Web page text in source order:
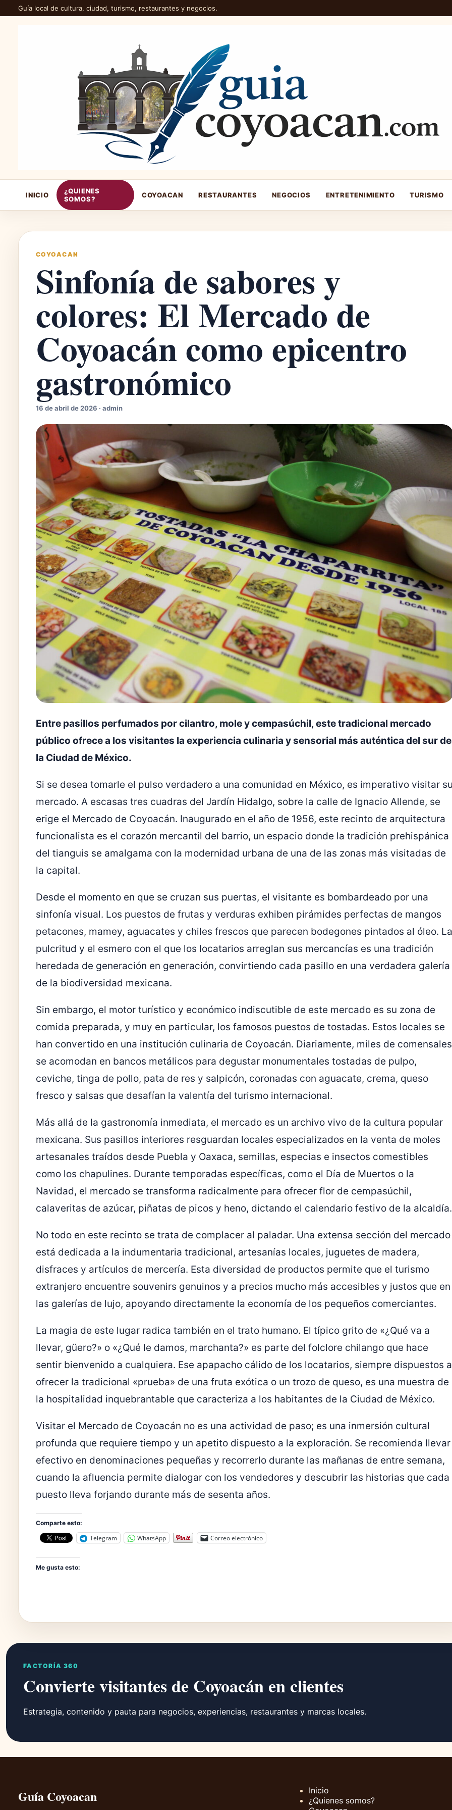
Guía local de cultura, ciudad, turismo, restaurantes y negocios.
INICIO
¿QUIENES
SOMOS?
COYOACAN RESTAURANTES NEGOCIOS ENTRETENIMIENTO TURISMO
COYOACAN
Sinfonía de sabores y
colores: El Mercado de
Coyoacán como epicentro
gastronómico
16 de abril de 2026 · admin
Entre pasillos perfumados por cilantro, mole y cempasúchil, este tradicional mercado
público ofrece a los visitantes la experiencia culinaria y sensorial más auténtica del sur de
la Ciudad de México.
Si se desea tomarle el pulso verdadero a una comunidad en México, es imperativo visitar
mercado. A escasas tres cuadras del Jardín Hidalgo, sobre la calle de Ignacio Allende, se
erige el Mercado de Coyoacán. Inaugurado en el año de 1956, este recinto de arquitectura
funcionalista es el corazón mercantil del barrio, un espacio donde la tradición prehispánica
del tianguis se amalgama con la modernidad urbana de una de las zonas más visitadas de
la capital.
Desde el momento en que se cruzan sus puertas, el visitante es bombardeado por una
sinfonía visual. Los puestos de frutas y verduras exhiben pirámides perfectas de mangos
petacones, mamey, aguacates y chiles frescos que parecen bodegones pintados al óleo. La
pulcritud y el esmero con el que los locatarios arreglan sus mercancías es una tradición
heredada de generación en generación, convirtiendo cada pasillo en una verdadera galería
de la biodiversidad mexicana.
Sin embargo, el motor turístico y económico indiscutible de este mercado es su zona de
comida preparada, y muy en particular, los famosos puestos de tostadas. Estos locales se
han convertido en una institución culinaria de Coyoacán. Diariamente, miles de comensales
se acomodan en bancos metálicos para degustar monumentales tostadas de pulpo,
ceviche, tinga de pollo, pata de res y salpicón, coronadas con aguacate, crema, queso
fresco y salsas que desafían la valentía del turismo internacional.
Más allá de la gastronomía inmediata, el mercado es un archivo vivo de la cultura popular
mexicana. Sus pasillos interiores resguardan locales especializados en la venta de moles
artesanales traídos desde Puebla y Oaxaca, semillas, especias e insectos comestibles
como los chapulines. Durante temporadas específicas, como el Día de Muertos o la
Navidad, el mercado se transforma radicalmente para ofrecer flor de cempasúchil,
calaveritas de azúcar, piñatas de picos y heno, dictando el calendario festivo de la alcaldía.
No todo en este recinto se trata de complacer al paladar. Una extensa sección del mercado
está dedicada a la indumentaria tradicional, artesanías locales, juguetes de madera,
disfraces y artículos de mercería. Esta diversidad de productos permite que el turismo
extranjero encuentre souvenirs genuinos y a precios mucho más accesibles y justos que en
las galerías de lujo, apoyando directamente la economía de los pequeños comerciantes.
La magia de este lugar radica también en el trato humano. El típico grito de «¿Qué va a
llevar, güero?» o «¿Qué le damos, marchanta?» es parte del folclore chilango que hace
sentir bienvenido a cualquiera. Ese apapacho cálido de los locatarios, siempre dispuestos a
ofrecer la tradicional «prueba» de una fruta exótica o un trozo de queso, es una muestra de
la hospitalidad inquebrantable que caracteriza a los habitantes de la Ciudad de México.
Visitar el Mercado de Coyoacán no es una actividad de paso; es una inmersión cultural
profunda que requiere tiempo y un apetito dispuesto a la exploración. Se recomienda llevar
efectivo en denominaciones pequeñas y recorrerlo durante las mañanas de entre semana,
cuando la afluencia permite dialogar con los vendedores y descubrir las historias que cada
puesto lleva forjando durante más de sesenta años.
Comparte esto:
Telegram WhatsApp Correo electrónico
Me gusta esto:
FACTORÍA 360
Convierte visitantes de Coyoacán en clientes
Estrategia, contenido y pauta para negocios, experiencias, restaurantes y marcas locales.
Guía Coyoacan
Inicio
¿Quienes somos?